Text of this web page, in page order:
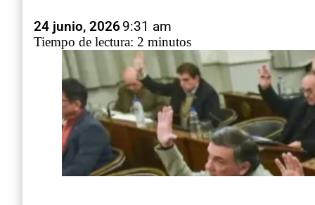
24 junio, 20269:31 am
Tiempo de lectura: 2 minutos